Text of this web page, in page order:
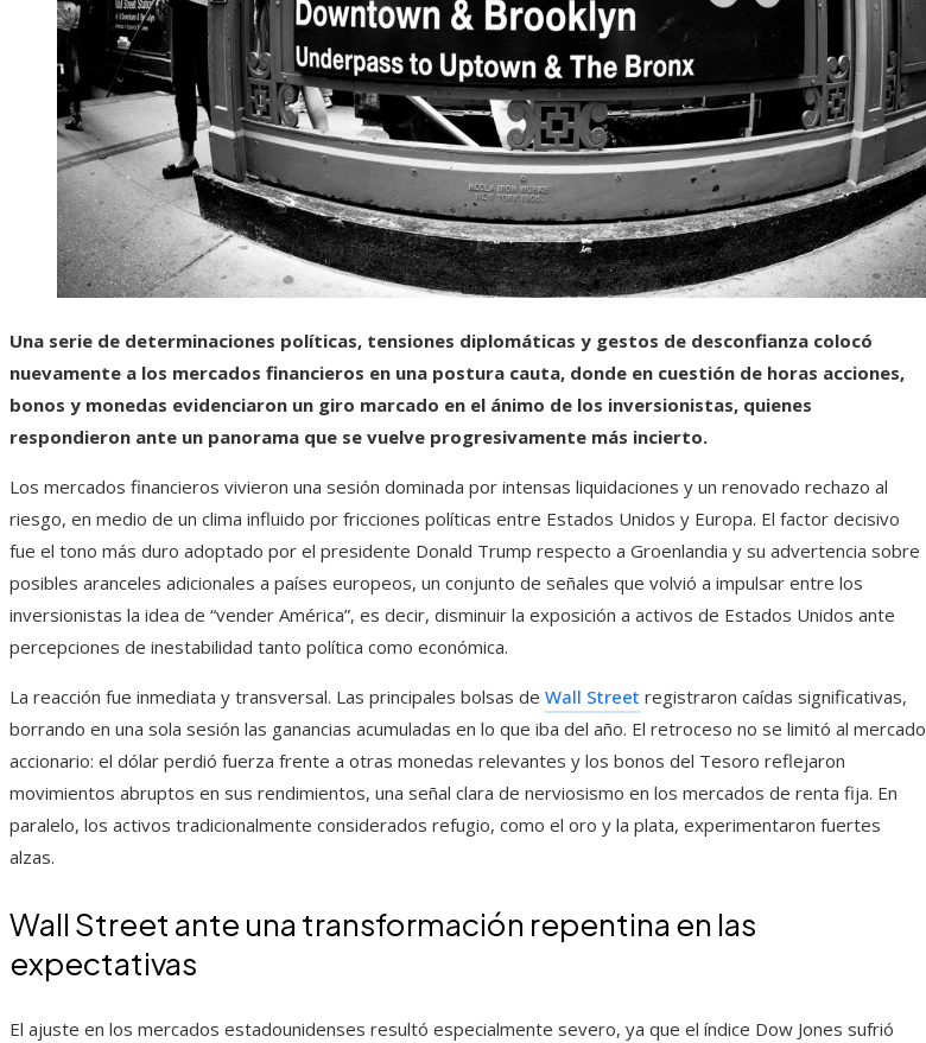
Una serie de determinaciones políticas, tensiones diplomáticas y gestos de desconfianza colocó
nuevamente a los mercados financieros en una postura cauta, donde en cuestión de horas acciones,
bonos y monedas evidenciaron un giro marcado en el ánimo de los inversionistas, quienes
respondieron ante un panorama que se vuelve progresivamente más incierto.
Los mercados financieros vivieron una sesión dominada por intensas liquidaciones y un renovado rechazo al
riesgo, en medio de un clima influido por fricciones políticas entre Estados Unidos y Europa. El factor decisivo
fue el tono más duro adoptado por el presidente Donald Trump respecto a Groenlandia y su advertencia sobre
posibles aranceles adicionales a países europeos, un conjunto de señales que volvió a impulsar entre los
inversionistas la idea de “vender América”, es decir, disminuir la exposición a activos de Estados Unidos ante
percepciones de inestabilidad tanto política como económica.
La reacción fue inmediata y transversal. Las principales bolsas de Wall Street registraron caídas significativas,
borrando en una sola sesión las ganancias acumuladas en lo que iba del año. El retroceso no se limitó al mercado
accionario: el dólar perdió fuerza frente a otras monedas relevantes y los bonos del Tesoro reflejaron
movimientos abruptos en sus rendimientos, una señal clara de nerviosismo en los mercados de renta fija. En
paralelo, los activos tradicionalmente considerados refugio, como el oro y la plata, experimentaron fuertes
alzas.
Wall Street ante una transformación repentina en las
expectativas
El ajuste en los mercados estadounidenses resultó especialmente severo, ya que el índice Dow Jones sufrió